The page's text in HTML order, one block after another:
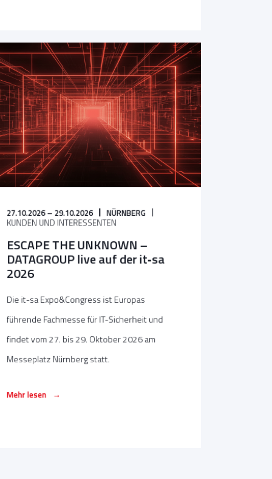
27.10.2026 – 29.10.2026 NÜRNBERG
KUNDEN UND INTERESSENTEN
ESCAPE THE UNKNOWN –
DATAGROUP live auf der it‑sa
2026
Die it-sa Expo&Congress ist Europas
führende Fachmesse für IT-Sicherheit und
findet vom 27. bis 29. Oktober 2026 am
Messeplatz Nürnberg statt.
Mehr lesen →